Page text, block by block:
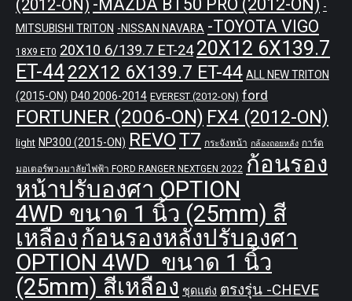
(2012-ON) -MAZDA BT50 PRO (2012-ON) -
MITSUBISHI TRITON -NISSAN NAVARA -TOYOTA VIGO
18X9 ET0 20X10 6/139.7 ET-24 20X12 6X139.7
ET-4422X12 6X139.7 ET-44 ALL NEW TRITON
(2015-ON) D40 2006-2014 EVEREST (2012-ON) ford
FORTUNER (2006-ON) FX4 (2012-ON)
light NP300 (2015-ON) REVOT7 กระจังหน้า กล้องถอยหลัง การ์ด
มอเตอร์พวงมาลัยไฟฟ้า FORD RANGER NEXTGEN 2022 ก้อนรอง
หน้าปรับองศา OPTION
4WD ขนาด 1 นิ้ว (25mm) สี
เหลือง ก้อนรองหลังปรับองศา
OPTION 4WD ขนาด 1 นิ้ว
(25mm) สีเหลือง ชุดแต่ง ตรงรุ่น -CHEVE